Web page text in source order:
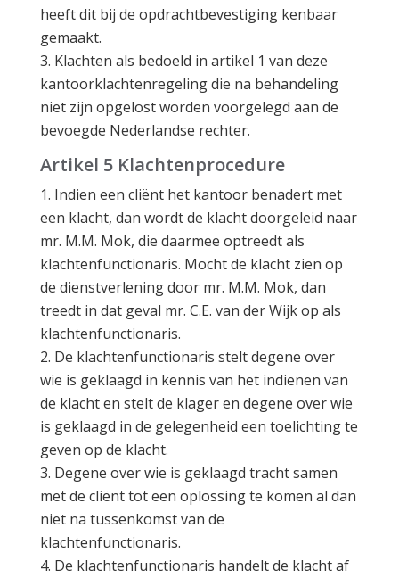
heeft dit bij de opdrachtbevestiging kenbaar
gemaakt.
Klachten als bedoeld in artikel 1 van deze
kantoorklachtenregeling die na behandeling
niet zijn opgelost worden voorgelegd aan de
bevoegde Nederlandse rechter.
Artikel 5 Klachtenprocedure
Indien een cliënt het kantoor benadert met
een klacht, dan wordt de klacht doorgeleid naar
mr. M.M. Mok, die daarmee optreedt als
klachtenfunctionaris. Mocht de klacht zien op
de dienstverlening door mr. M.M. Mok, dan
treedt in dat geval mr. C.E. van der Wijk op als
klachtenfunctionaris.
De klachtenfunctionaris stelt degene over
wie is geklaagd in kennis van het indienen van
de klacht en stelt de klager en degene over wie
is geklaagd in de gelegenheid een toelichting te
geven op de klacht.
Degene over wie is geklaagd tracht samen
met de cliënt tot een oplossing te komen al dan
niet na tussenkomst van de
klachtenfunctionaris.
De klachtenfunctionaris handelt de klacht af